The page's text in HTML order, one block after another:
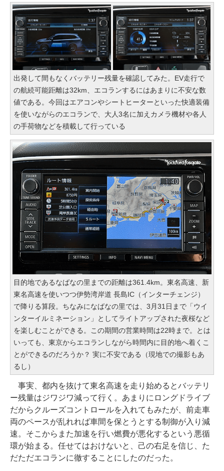
出発して間もなくバッテリー残量を確認してみた。EV走行で
の航続可能距離は32km、エコランするにはあまりに不安な数
値である。今回はエアコンやシートヒーターといった快適装備
を使いながらのエコランで、大人3名に加えカメラ機材や各人
の手荷物などを積載して行っている
目的地であるなばなの里までの距離は361.4km。東名高速、新
東名高速を使いつつ伊勢湾岸道 長島IC（インターチェンジ）
で降りる算段。ちなみになばなの里では、3月31日まで「ウイ
ンターイルミネーション」としてライトアップされた夜桜など
を楽しむことができる。この期間の営業時間は22時まで。とは
いっても、東京からエコランしながら時間内に目的地へ着くこ
とができるのだろうか？ 実に不安である（現地での撮影もあ
るし）
事実、都内を抜けて東名高速を走り始めるとバッテリ
ー残量はジワジワ減って行く。あまりにロングドライブ
だからクルーズコントロールを入れてもみたが、前走車
両のペースが乱れれば車間を保とうとする制御が入り減
速。そこからまた加速を行い燃費が悪化するという悪循
環が始まる。任せてはおけないと、己の右足を信じ、た
だただエコランに徹することにしたのだった。